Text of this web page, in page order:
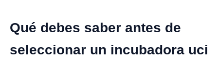
Qué debes saber antes de
seleccionar un incubadora uci